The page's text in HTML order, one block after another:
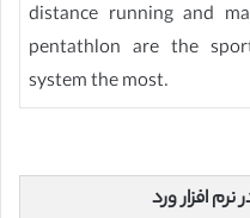
distance running and
pentathlon are the
system the most.
افزار ورد